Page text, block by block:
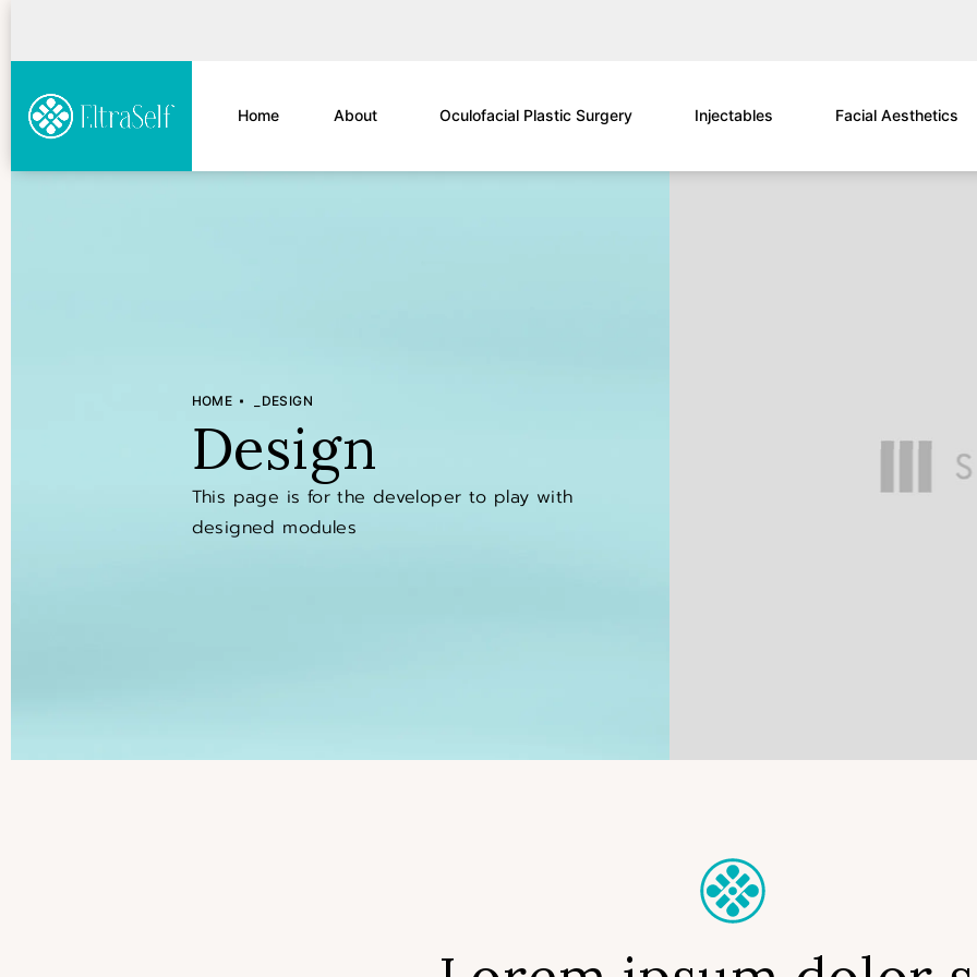
Home About Oculofacial Plastic Surgery Injectables Facial Aesthetics
Design
HOME _DESIGN
This page is for the developer to play with
designed modules